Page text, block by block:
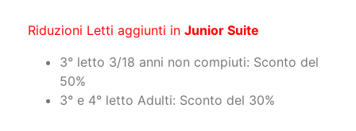
Riduzioni Letti aggiunti in Junior Suite
3° letto 3/18 anni non compiuti: Sconto del
50%
3° e 4° letto Adulti: Sconto del 30%